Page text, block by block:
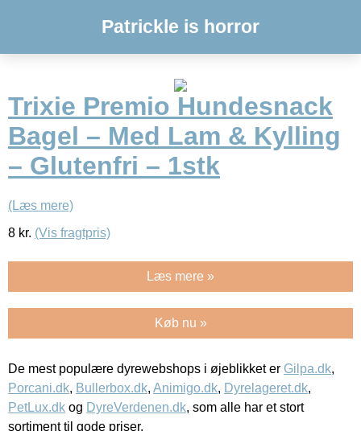
Patrickle is horror
Trixie Premio Hundesnack
Bagel – Med Lam & Kylling
– Glutenfri – 1stk
(Læs mere)
8 kr. (Vis fragtpris)
Læs mere »
Køb nu »
De mest populære dyrewebshops i øjeblikket er Gilpa.dk,
Porcani.dk, Bullerbox.dk, Animigo.dk, Dyrelageret.dk,
PetLux.dk og DyreVerdenen.dk, som alle har et stort
sortiment til gode priser.